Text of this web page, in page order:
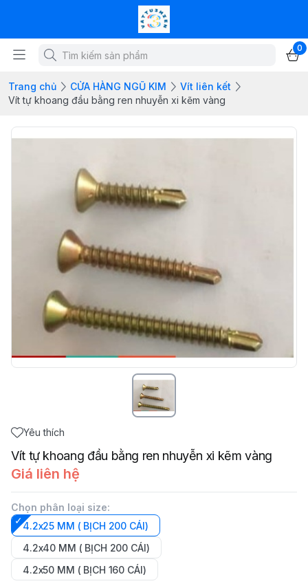
0
Trang chủ CỬA HÀNG NGŨ KIM
Vít liên kết
Vít tự khoang đầu bằng ren nhuyễn xi kẽm vàng
Yêu thích
Vít tự khoang đầu bằng ren nhuyễn xi kẽm vàng
Giá liên hệ
Chọn phân loại size:
4.2x25 MM ( BỊCH 200 CÁI)
4.2x40 MM ( BỊCH 200 CÁI)
4.2x50 MM ( BỊCH 160 CÁI)